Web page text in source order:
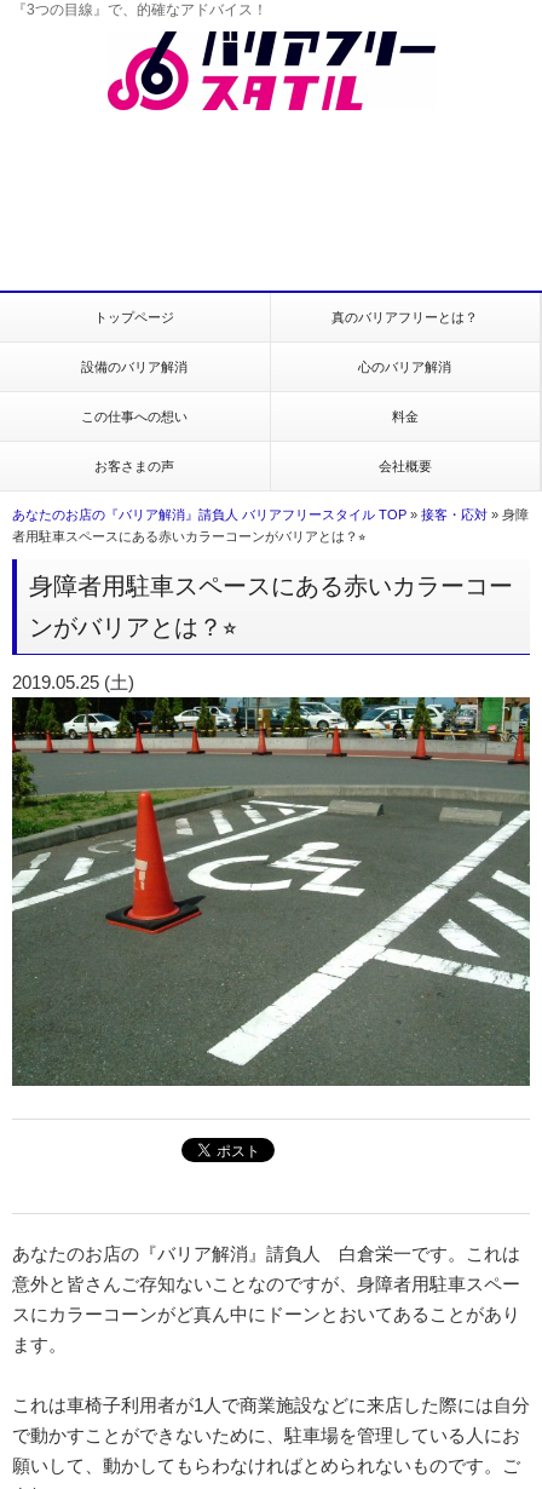
『3つの目線』で、的確なアドバイス！
トップページ 真のバリアフリーとは？
設備のバリア解消 心のバリア解消
この仕事への想い 料金
お客さまの声 会社概要
あなたのお店の『バリア解消』請負人 バリアフリースタイル TOP » 接客・応対 » 身障
者用駐車スペースにある赤いカラーコーンがバリアとは？⭐︎
身障者用駐車スペースにある赤いカラーコー
ンがバリアとは？⭐︎
2019.05.25 (土)
あなたのお店の『バリア解消』請負人 白倉栄一です。これは
意外と皆さんご存知ないことなのですが、身障者用駐車スペー
スにカラーコーンがど真ん中にドーンとおいてあることがあり
ます。
これは車椅子利用者が1人で商業施設などに来店した際には自分
で動かすことができないために、駐車場を管理している人にお
願いして、動かしてもらわなければとめられないものです。ご